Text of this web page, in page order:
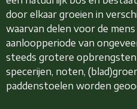
door elkaar groeien in
waarvan delen voor de
aanloopperiode van
steeds grotere
specerijen, noten,
paddenstoelen worden